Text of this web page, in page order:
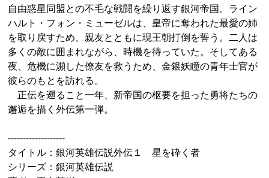
自由惑星同盟との不毛な戦闘を繰り返す銀河帝国。ライン
ハルト・フォン・ミューゼルは、皇帝に奪われた最愛の姉
を取り戻すため、親友とともに現王朝打倒を誓う。二人は
多くの敵に囲まれながら、時機を待っていた。そしてある
夜、危機に瀕した僚友を救うため、金銀妖瞳の青年士官が
彼らのもとを訪れる。
正伝を遡ること一年、新帝国の枢要を担った勇将たちの
邂逅を描く外伝第一弾。
-------------------
タイトル：銀河英雄伝説外伝１ 星を砕く者
シリーズ：銀河英雄伝説